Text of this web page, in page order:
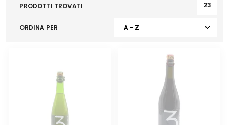
PRODOTTI TROVATI 23
ORDINA PER A - Z